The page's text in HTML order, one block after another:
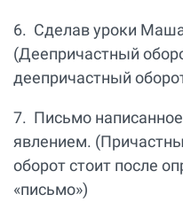
6. Сделав уроки
(Деепричастный
деепричастный
7. Письмо
явлением.
оборот стоит после
«письмо»)